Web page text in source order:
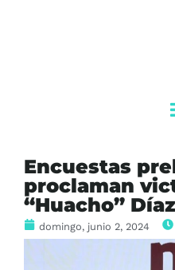
Encuestas
proclaman
“Huacho”
domingo, junio 2, 2024